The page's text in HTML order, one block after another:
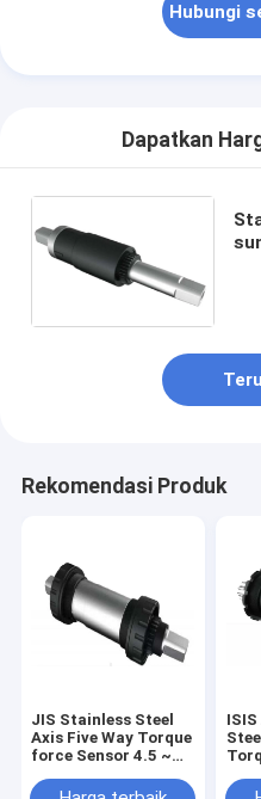
Hubungi
Dapatkan
Rekomendasi Produk
JIS Stainless Steel
Axis Five Way Torque
force Sensor 4.5 ~
Sepeda Berasisten